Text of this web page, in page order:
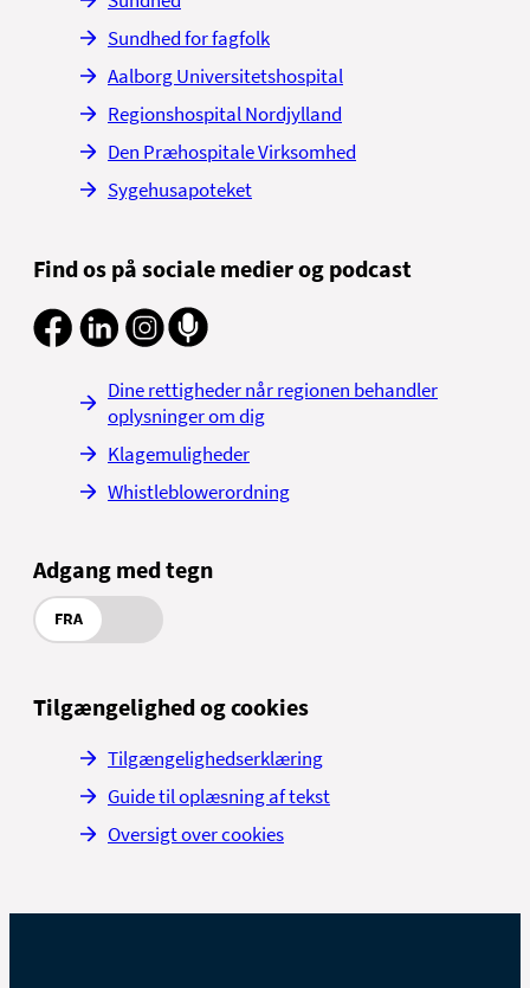
Sundhed for fagfolk
Aalborg Universitetshospital
Regionshospital Nordjylland
Den Præhospitale Virksomhed
Sygehusapoteket
Find os på sociale medier og podcast
Dine rettigheder når regionen behandler
oplysninger om dig
Klagemuligheder
Whistleblowerordning
Adgang med tegn
FRA
Tilgængelighed og cookies
Tilgængelighedserklæring
Guide til oplæsning af tekst
Oversigt over cookies